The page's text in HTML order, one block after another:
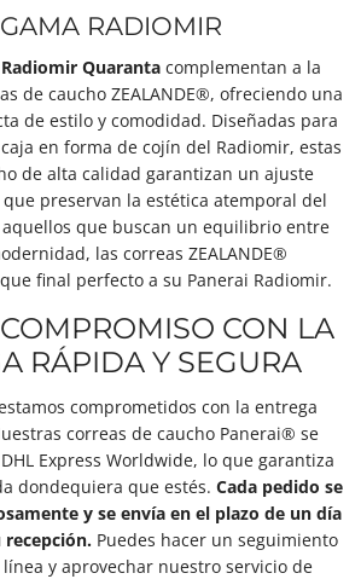
RADIOMIR
Radiomir Quaranta complementan a la
de caucho ZEALANDE®, ofreciendo una
de estilo y comodidad. Diseñadas para
en forma de cojín del Radiomir, estas
de alta calidad garantizan un ajuste
preservan la estética atemporal del
que buscan un equilibrio entre
las correas ZEALANDE®
final perfecto a su Panerai Radiomir.
CON LA
RÁPIDA Y SEGURA
comprometidos con la entrega
correas de caucho Panerai® se
Express Worldwide, lo que garantiza
dondequiera que estés. Cada pedido se
y se envía en el plazo de un día
recepción.Puedes hacer un seguimiento
y aprovechar nuestro servicio de